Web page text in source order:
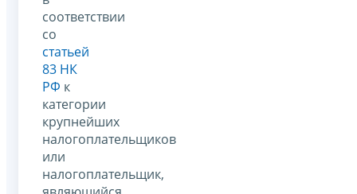
соответствии
со
статьей
83 НК
РФ к
категории
крупнейших
налогоплательщиков
или
налогоплательщик,